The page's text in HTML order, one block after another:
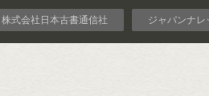
株式会社日本古書通信社 ジャパンナレ